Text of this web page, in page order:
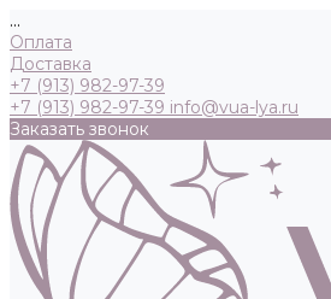
...
Оплата
Доставка
+7 (913) 982-97-39
+7 (913) 982-97-39 info@vua-lya.ru
Заказать звонок